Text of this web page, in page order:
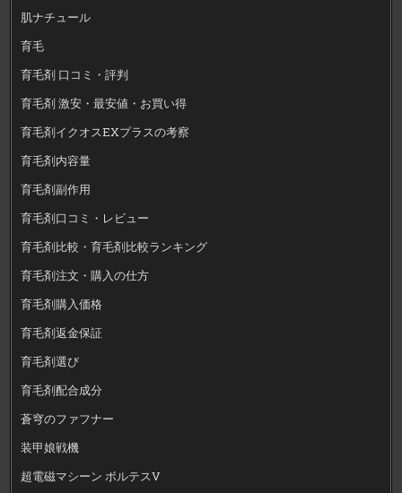
肌ナチュール
育毛
育毛剤 口コミ・評判
育毛剤 激安・最安値・お買い得
育毛剤イクオスEXプラスの考察
育毛剤内容量
育毛剤副作用
育毛剤口コミ・レビュー
育毛剤比較・育毛剤比較ランキング
育毛剤注文・購入の仕方
育毛剤購入価格
育毛剤返金保証
育毛剤選び
育毛剤配合成分
蒼穹のファフナー
装甲娘戦機
超電磁マシーン ボルテスV